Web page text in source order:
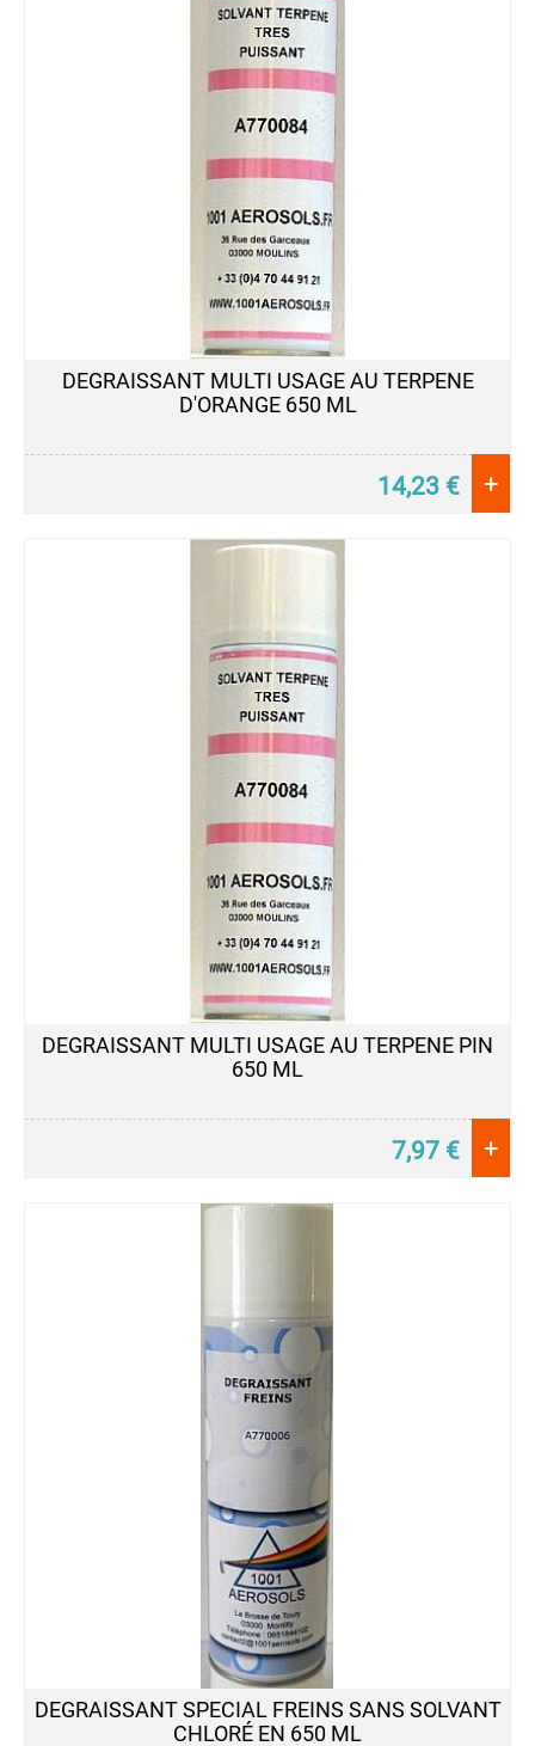
DEGRAISSANT MULTI USAGE AU TERPENE
D'ORANGE 650 ML
14,23 € +
DEGRAISSANT MULTI USAGE AU TERPENE PIN
650 ML
7,97 € +
DEGRAISSANT SPECIAL FREINS SANS SOLVANT
CHLORÉ EN 650 ML